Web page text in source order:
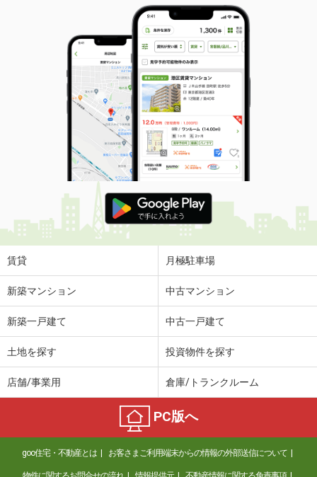
賃貸 月極駐車場
新築マンション 中古マンション
新築一戸建て 中古一戸建て
土地を探す 投資物件を探す
店舗/事業用 倉庫/トランクルーム
PC版へ
goo住宅・不動産とは お客さまご利用端末からの情報の外部送信について